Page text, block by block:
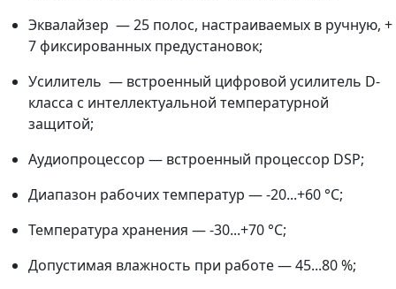
Эквалайзер — 25 полос, настраиваемых в ручную, +
7 фиксированных предустановок;
Усилитель — встроенный цифровой усилитель D-
класса с интеллектуальной температурной
защитой;
Аудиопроцессор — встроенный процессор DSP;
Диапазон рабочих температур — -20...+60 °С;
Температура хранения — -30...+70 °С;
Допустимая влажность при работе — 45...80 %;